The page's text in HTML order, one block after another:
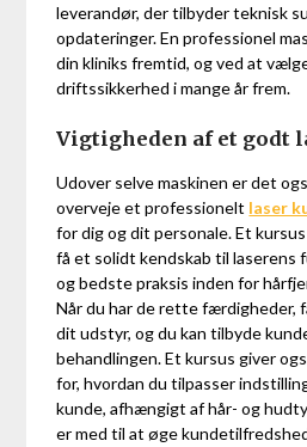
leverandør, der tilbyder teknisk
opdateringer. En professionel
din kliniks fremtid, og ved at
driftssikkerhed i mange år frem.
Vigtigheden af et godt
Udover selve maskinen er det
overveje et professionelt laser
for dig og dit personale. Et
få et solidt kendskab til laserens
og bedste praksis inden for
Når du har de rette færdigheder,
dit udstyr, og du kan tilbyde
behandlingen. Et kursus giver
for, hvordan du tilpasser
kunde, afhængigt af hår- og
er med til at øge